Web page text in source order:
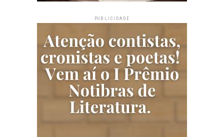
PUBLICIDADE